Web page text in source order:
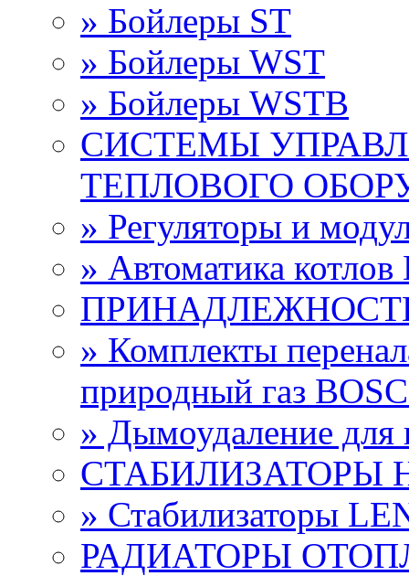
» Бойлеры ST
» Бойлеры WST
» Бойлеры WSTB
СИСТЕМЫ
ТЕПЛОВОГО
» Регуляторы и
» Автоматика
» Комплекты
природный газ
» Дымоудаление для
СТАБИЛИЗАТОРЫ
» Стабилизаторы
РАДИАТОРЫ